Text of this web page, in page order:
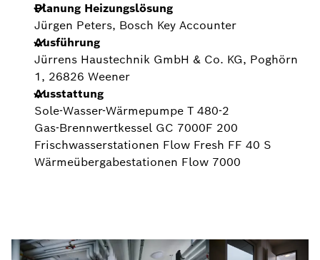
Planung Heizungslösung
Jürgen Peters, Bosch Key Accounter
Ausführung
Jürrens Haustechnik GmbH & Co. KG, Poghörn
1, 26826 Weener
Ausstattung
Sole-Wasser-Wärmepumpe T 480-2
Gas-Brennwertkessel GC 7000F 200
Frischwasserstationen Flow Fresh FF 40 S
Wärmeübergabestationen Flow 7000